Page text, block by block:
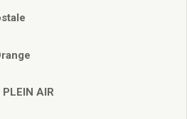
2017
2015 AIR